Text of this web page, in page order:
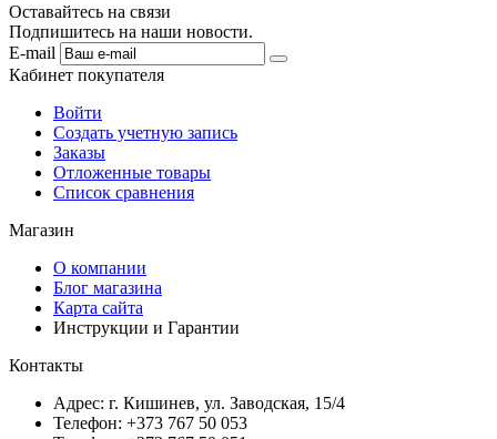
Оставайтесь на связи
Подпишитесь на наши новости.
E-mail
Кабинет покупателя
Войти
Создать учетную запись
Заказы
Отложенные товары
Список сравнения
Магазин
О компании
Блог магазина
Карта сайта
Инструкции и Гарантии
Контакты
Адрес: г. Кишинев, ул. Заводская, 15/4
Телефон: +373 767 50 053